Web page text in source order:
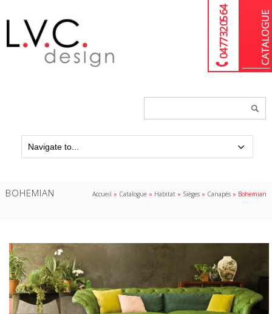
04 77 32 05 64
BOHEMIAN Accueil » Catalogue » Habitat » Sièges » Canapés » Bohemian